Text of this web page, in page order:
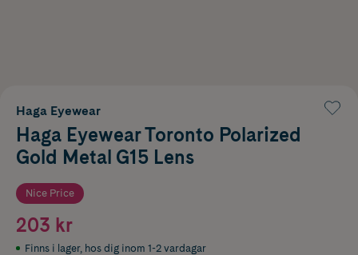
Haga Eyewear
Haga Eyewear Toronto Polarized
Gold Metal G15 Lens
Nice Price
203 kr
Finns i lager, hos dig inom 1-2 vardagar